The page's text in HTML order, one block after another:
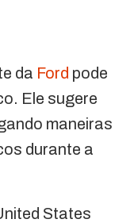
da Ford pode
Ele sugere
maneiras
durante a
States